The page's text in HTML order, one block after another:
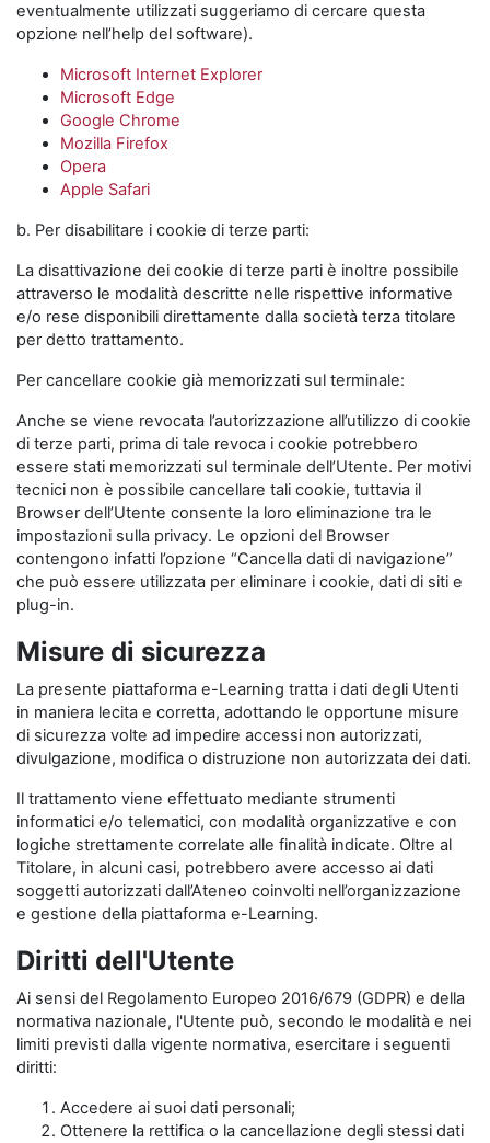
eventualmente utilizzati suggeriamo di cercare questa
opzione nell’help del software).
Microsoft Internet Explorer
Microsoft Edge
Google Chrome
Mozilla Firefox
Opera
Apple Safari
b. Per disabilitare i cookie di terze parti:
La disattivazione dei cookie di terze parti è inoltre possibile
attraverso le modalità descritte nelle rispettive informative
e/o rese disponibili direttamente dalla società terza titolare
per detto trattamento.
Per cancellare cookie già memorizzati sul terminale:
Anche se viene revocata l’autorizzazione all’utilizzo di cookie
di terze parti, prima di tale revoca i cookie potrebbero
essere stati memorizzati sul terminale dell’Utente. Per motivi
tecnici non è possibile cancellare tali cookie, tuttavia il
Browser dell’Utente consente la loro eliminazione tra le
impostazioni sulla privacy. Le opzioni del Browser
contengono infatti l’opzione “Cancella dati di navigazione”
che può essere utilizzata per eliminare i cookie, dati di siti e
plug-in.
Misure di sicurezza
La presente piattaforma e-Learning tratta i dati degli Utenti
in maniera lecita e corretta, adottando le opportune misure
di sicurezza volte ad impedire accessi non autorizzati,
divulgazione, modifica o distruzione non autorizzata dei dati.
Il trattamento viene effettuato mediante strumenti
informatici e/o telematici, con modalità organizzative e con
logiche strettamente correlate alle finalità indicate. Oltre al
Titolare, in alcuni casi, potrebbero avere accesso ai dati
soggetti autorizzati dall’Ateneo coinvolti nell’organizzazione
e gestione della piattaforma e-Learning.
Diritti dell'Utente
Ai sensi del Regolamento Europeo 2016/679 (GDPR) e della
normativa nazionale, l'Utente può, secondo le modalità e nei
limiti previsti dalla vigente normativa, esercitare i seguenti
diritti:
Accedere ai suoi dati personali;
Ottenere la rettifica o la cancellazione degli stessi dati